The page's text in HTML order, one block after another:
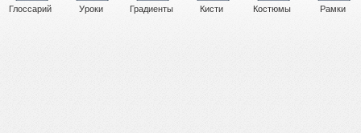
Глоссарий Уроки Градиенты Кисти Костюмы Рамки